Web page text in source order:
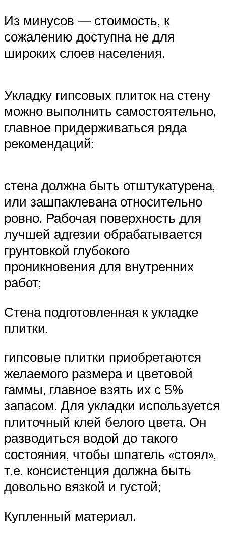
Из минусов — стоимость, к
сожалению доступна не для
широких слоев населения.
Укладку гипсовых плиток на стену
можно выполнить самостоятельно,
главное придерживаться ряда
рекомендаций:
стена должна быть отштукатурена,
или зашпаклевана относительно
ровно. Рабочая поверхность для
лучшей адгезии обрабатывается
грунтовкой глубокого
проникновения для внутренних
работ;
Стена подготовленная к укладке
плитки.
гипсовые плитки приобретаются
желаемого размера и цветовой
гаммы, главное взять их с 5%
запасом. Для укладки используется
плиточный клей белого цвета. Он
разводиться водой до такого
состояния, чтобы шпатель «стоял»,
т.е. консистенция должна быть
довольно вязкой и густой;
Купленный материал.